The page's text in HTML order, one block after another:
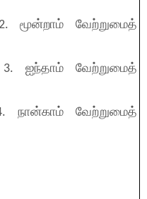
மூன்றாம் வேற்றுமைத்
3. ஐந்தாம் வேற்றுமைத்
நான்காம் வேற்றுமைத்